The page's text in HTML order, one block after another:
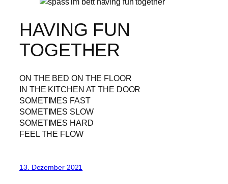
HAVING FUN
TOGETHER
ON THE BED ON THE FLOOR
IN THE KITCHEN AT THE DOOR
SOMETIMES FAST
SOMETIMES SLOW
SOMETIMES HARD
FEEL THE FLOW
13. Dezember 2021